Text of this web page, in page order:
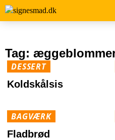
Tag:
DESSERT
Koldskålsis
BAGVÆRK
Fladbrød